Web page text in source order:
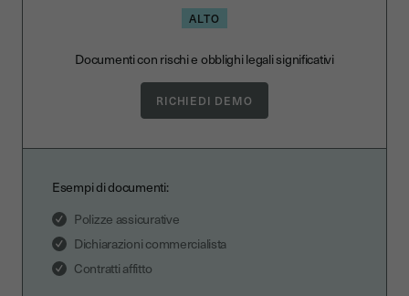
ALTO
Documenti con rischi e obblighi legali significativi
RICHIEDI DEMO
Esempi di documenti:
Polizze assicurative
Dichiarazioni commercialista
Contratti affitto